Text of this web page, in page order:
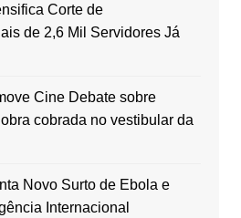
Corte de
de 2,6 Mil Servidores Já
Cine Debate sobre
cobrada no vestibular da
Novo Surto de Ebola e
Internacional